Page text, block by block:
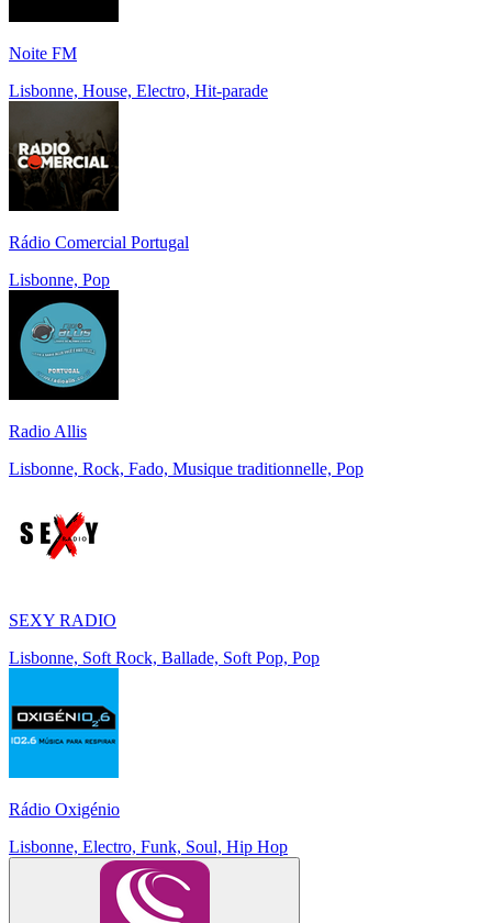
Noite FM
Lisbonne, House, Electro, Hit-parade
Rádio Comercial Portugal
Lisbonne, Pop
Radio Allis
Lisbonne, Rock, Fado, Musique traditionnelle, Pop
SEXY RADIO
Lisbonne, Soft Rock, Ballade, Soft Pop, Pop
Rádio Oxigénio
Lisbonne, Electro, Funk, Soul, Hip Hop